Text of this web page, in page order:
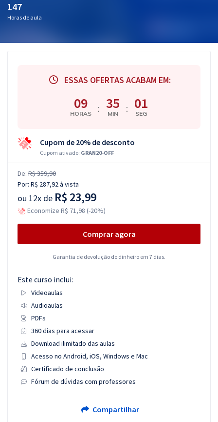
Aprovados
147
Horas de aula
ESSAS OFERTAS ACABAM EM:
09
HORAS : 35
MIN : 00
SEG
Cupom de 20% de desconto
Cupom ativado: GRAN20-OFF
De: R$ 359,90
Por: R$ 287,92à vista
ou 12x de R$ 23,99
Economize R$ 71,98 (-20%)
Comprar agora
Garantia de devolução do dinheiro em 7 dias.
Este curso inclui:
Videoaulas
Audioaulas
PDFs
360 dias para acessar
Download ilimitado das aulas
Acesso no Android, iOS, Windows e Mac
Certificado de conclusão
Fórum de dúvidas com professores
Compartilhar